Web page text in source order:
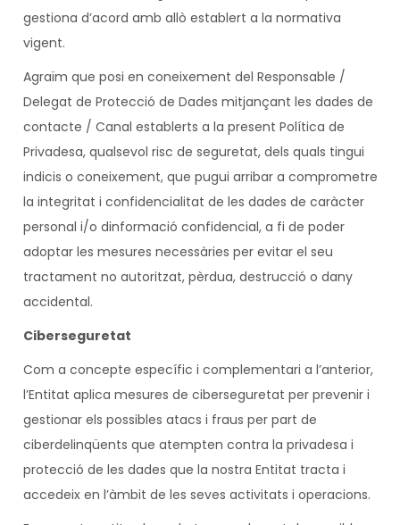
gestiona d’acord amb allò establert a la normativa
vigent.
Agraïm que posi en coneixement del Responsable /
Delegat de Protecció de Dades mitjançant les dades de
contacte / Canal establerts a la present Política de
Privadesa, qualsevol risc de seguretat, dels quals tingui
indicis o coneixement, que pugui arribar a comprometre
la integritat i confidencialitat de les dades de caràcter
personal i/o dinformació confidencial, a fi de poder
adoptar les mesures necessàries per evitar el seu
tractament no autoritzat, pèrdua, destrucció o dany
accidental.
Ciberseguretat
Com a concepte específic i complementari a l’anterior,
l’Entitat aplica mesures de ciberseguretat per prevenir i
gestionar els possibles atacs i fraus per part de
ciberdelinqüents que atempten contra la privadesa i
protecció de les dades que la nostra Entitat tracta i
accedeix en l’àmbit de les seves activitats i operacions.